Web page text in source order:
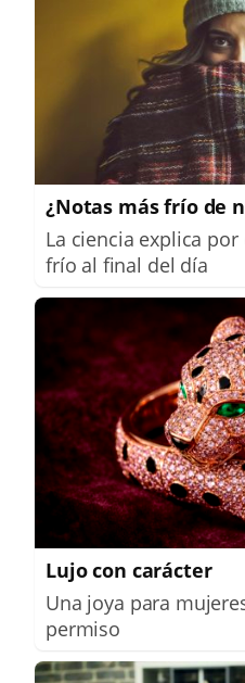
¿Notas más frío de
La ciencia explica
frío al final del día
Lujo con carácter
Una joya para
permiso